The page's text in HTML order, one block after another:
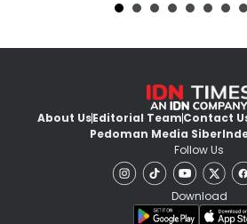
About UsEditorial TeamContact
Pedoman Media Siber
Follow Us
Download